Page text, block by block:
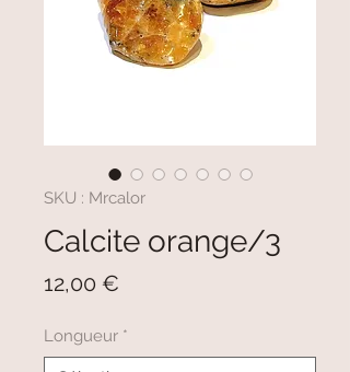
SKU : Mrcalor
Calcite orange/3
12,00 €
Longueur *